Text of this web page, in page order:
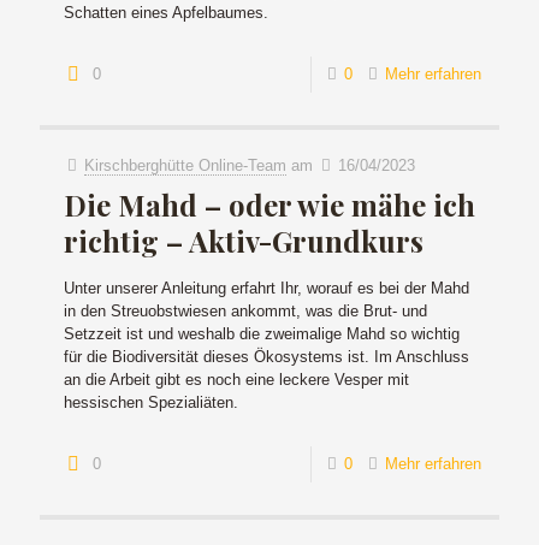
Schatten eines Apfelbaumes.
0 0 Mehr erfahren
Kirschberghütte Online-Team am 16/04/2023
Die Mahd – oder wie mähe ich
richtig – Aktiv-Grundkurs
Unter unserer Anleitung erfahrt Ihr, worauf es bei der Mahd
in den Streuobstwiesen ankommt, was die Brut- und
Setzzeit ist und weshalb die zweimalige Mahd so wichtig
für die Biodiversität dieses Ökosystems ist. Im Anschluss
an die Arbeit gibt es noch eine leckere Vesper mit
hessischen Spezialiäten.
0 0 Mehr erfahren